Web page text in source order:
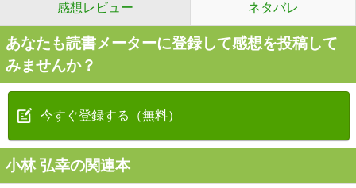
感想レビュー ネタバレ
あなたも読書メーターに登録して感想を投稿して
みませんか？
今すぐ登録する（無料）
小林 弘幸の関連本